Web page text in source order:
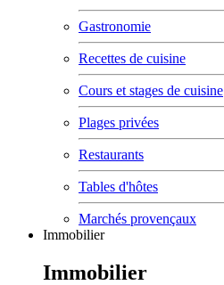
Gastronomie
Recettes de cuisine
Cours et stages de cuisine
Plages privées
Restaurants
Tables d'hôtes
Marchés provençaux
Immobilier
Immobilier